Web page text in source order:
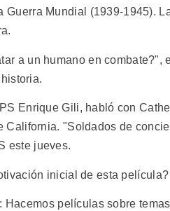
Guerra Mundial (1939-1945).
a un humano en
Enrique Gili, habló con
California. "Soldados de
este jueves.
inicial de esta película?
Hacemos películas sobre